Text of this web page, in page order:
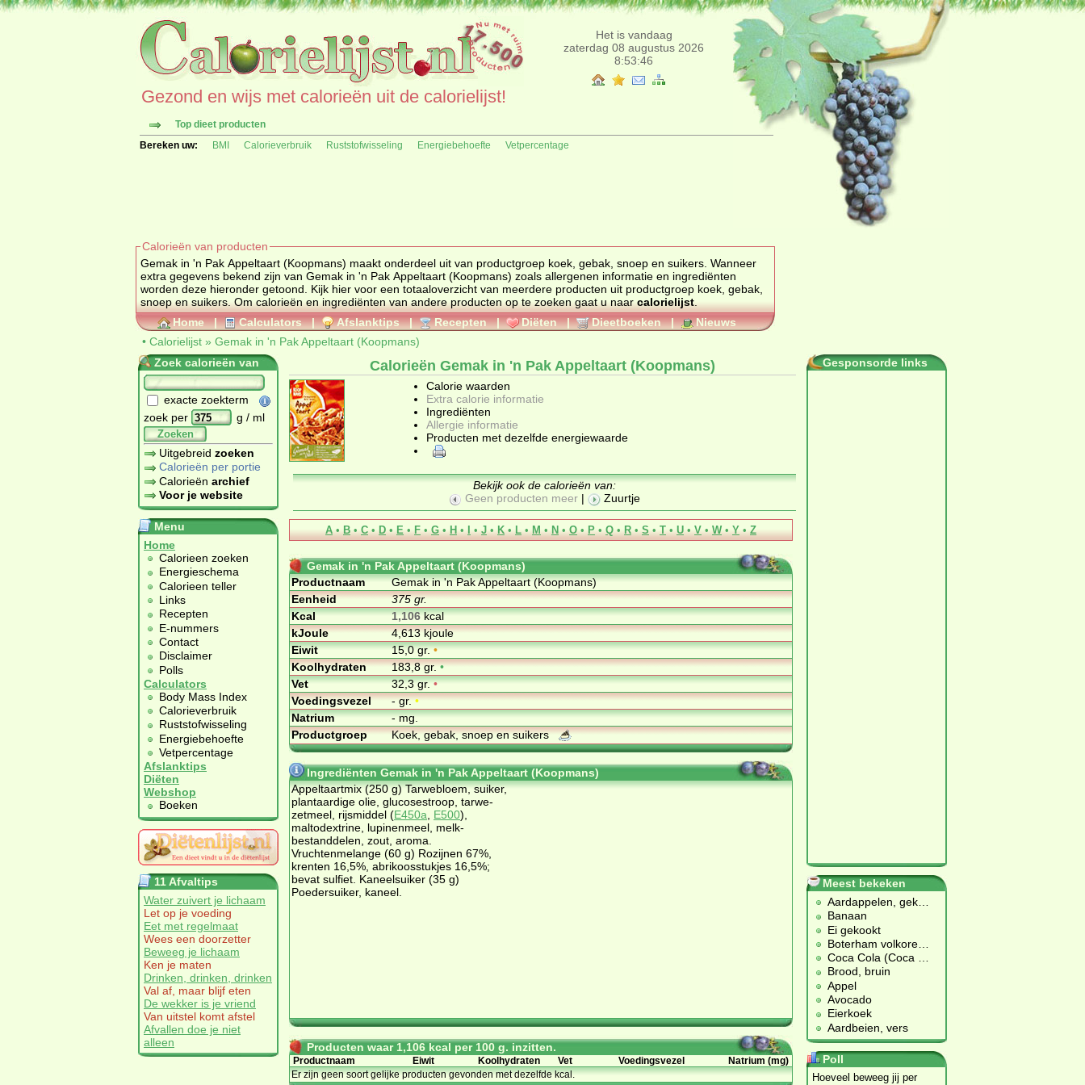
Het is vandaag
zaterdag 08 augustus 2026
8:53:46
Gezond en wijs met calorieën uit de calorielijst!
Top dieet producten
Bereken uw:
BMI Calorieverbruik Ruststofwisseling Energiebehoefte Vetpercentage
Calorieën van producten
Gemak in 'n Pak Appeltaart (Koopmans) maakt onderdeel uit van productgroep koek, gebak, snoep en suikers . Wanneer
extra gegevens bekend zijn van Gemak in 'n Pak Appeltaart (Koopmans) zoals allergenen informatie en ingrediënten
worden deze hieronder getoond. Kijk hier voor een totaaloverzicht van meerdere producten uit productgroep koek, gebak,
snoep en suikers
. Om calorieën en ingrediënten van andere producten op te zoeken gaat u naar calorielijst
Home | Calculators | Afslanktips | Recepten | Diëten | Dieetboeken |
Nieuws
• Calorielijst » Gemak in 'n Pak Appeltaart (Koopmans)
Zoek calorieën van
exacte zoekterm
zoek per
g / ml
Zoeken
Uitgebreid zoeken
Calorieën per portie
Calorieën archief
Voor je website
Menu
Home
Calorieen zoeken
Energieschema
Calorieen teller
Links
Recepten
E-nummers
Contact
Disclaimer
Polls
Calculators
Body Mass Index
Calorieverbruik
Ruststofwisseling
Energiebehoefte
Vetpercentage
Afslanktips
Diëten
Webshop
Boeken
11 Afvaltips
Water zuivert je lichaam
Let op je voeding
Eet met regelmaat
Wees een doorzetter
Beweeg je lichaam
Ken je maten
Drinken, drinken, drinken
Val af, maar blijf eten
De wekker is je vriend
Van uitstel komt afstel
Afvallen doe je niet
alleen
Calorieën Gemak in 'n Pak Appeltaart (Koopmans)
Calorie waarden
Extra calorie informatie
Ingrediënten
Allergie informatie
Producten met dezelfde energiewaarde
Bekijk ook de calorieën van:
Geen producten meer | Zuurtje
A • B • C • D • E • F • G • H • I • J • K • L • M • N • O • P • Q • R • S • T • U • V • W • Y • Z
Gemak in 'n Pak Appeltaart (Koopmans)
Productnaam
Gemak in 'n Pak Appeltaart (Koopmans)
Eenheid
375 gr.
Kcal
1,106kcal
kJoule
4,613 kjoule
Eiwit
15,0 gr.•
Koolhydraten
183,8 gr.•
Vet
32,3 gr.•
Voedingsvezel
- gr.•
Natrium
- mg.
Productgroep
Koek, gebak, snoep en suikers
Ingrediënten Gemak in 'n Pak Appeltaart (Koopmans)
Appeltaartmix (250 g) Tarwebloem, suiker,
plantaardige olie, glucosestroop, tarwe-
zetmeel, rijsmiddel (E450a E500),
maltodextrine, lupinenmeel, melk-
bestanddelen, zout, aroma.
Vruchtenmelange (60 g) Rozijnen 67%,
krenten 16,5%, abrikoosstukjes 16,5%;
bevat sulfiet. Kaneelsuiker (35 g)
Poedersuiker, kaneel.
Producten waar 1,106 kcal per 100 g. inzitten.
Productnaam Eiwit Koolhydraten Vet Voedingsvezel
Natrium (mg)
Er zijn geen soort gelijke producten gevonden met dezelfde kcal.
Gesponsorde links
Meest bekeken
Aardappelen, gek
Banaan
Ei gekookt
Boterham volkore
Coca Cola (Coca
Brood, bruin
Appel
Avocado
Eierkoek
Aardbeien, vers
Poll
Hoeveel beweeg jij per